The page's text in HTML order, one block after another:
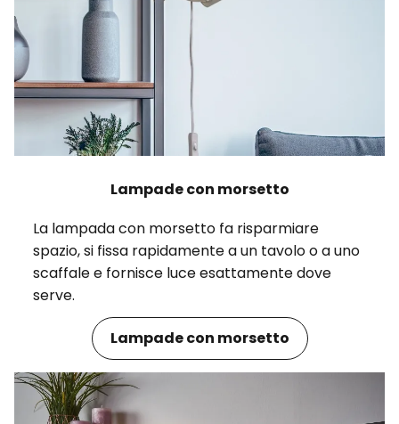
Lampade con morsetto
La lampada con morsetto fa risparmiare
spazio, si fissa rapidamente a un tavolo o a uno
scaffale e fornisce luce esattamente dove
serve.
Lampade con morsetto